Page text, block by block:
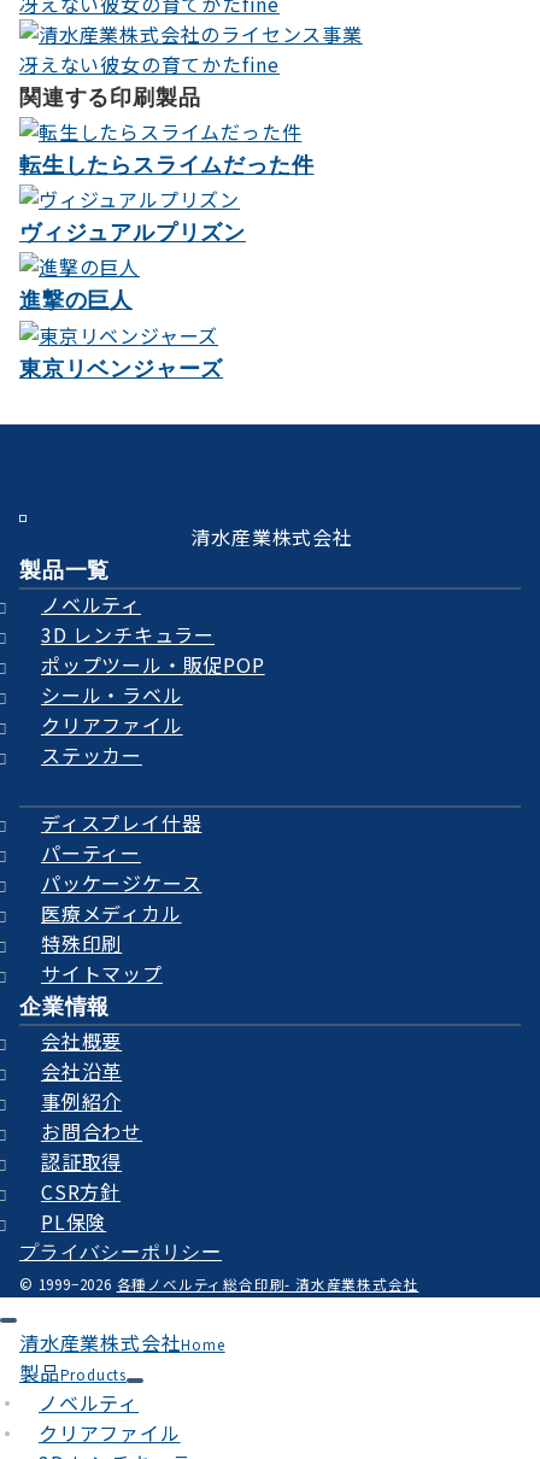
ゲ
ー
シ
ョ
ン
関連する印刷製品
転生したらスライムだった件
ヴィジュアルプリズン
進撃の巨人
東京リベンジャーズ
清水産業株式会社
製品一覧
ノベルティ
3D レンチキュラー
ポップツール・販促POP
シール・ラベル
クリアファイル
ステッカー
ディスプレイ什器
パーティー
パッケージケース
医療メディカル
特殊印刷
サイトマップ
企業情報
会社概要
会社沿革
事例紹介
お問合わせ
認証取得
CSR方針
PL保険
プライバシーポリシー
© 1999−2026 各種ノベルティ総合印刷- 清水産業株式会社
清水産業株式会社Home
製品Products
ノベルティ
クリアファイル